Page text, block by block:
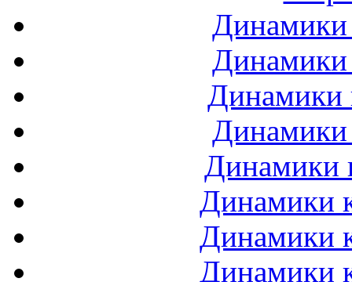
Динамики
Динамики
Динамики
Динамики
Динамики
Динамики
Динамики
Динамики